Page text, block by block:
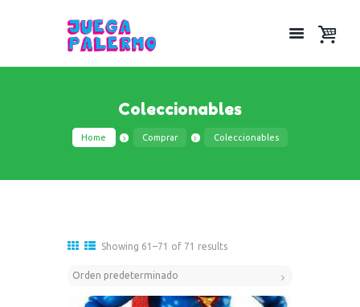
Coleccionables
Home Comprar Coleccionables
Showing 61–71 of 71 results